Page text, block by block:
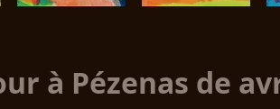
à Pézenas de